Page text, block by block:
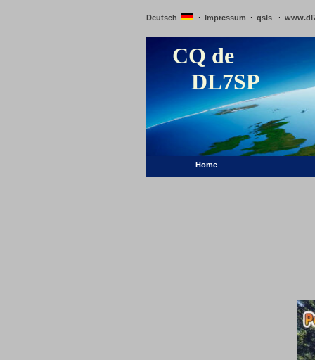
Deutsch : Impressum : qsls :
CQ de
DL7SP
Home